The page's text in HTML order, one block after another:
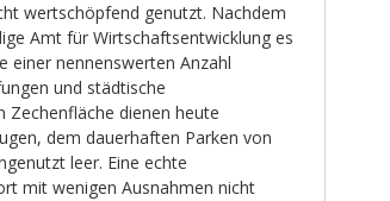
wertschöpfend genutzt. Nachdem
Amt für Wirtschaftsentwicklung es
einer nennenswerten Anzahl
und städtische
Zechenfläche dienen heute
dem dauerhaften Parken von
leer. Eine echte
mit wenigen Ausnahmen nicht